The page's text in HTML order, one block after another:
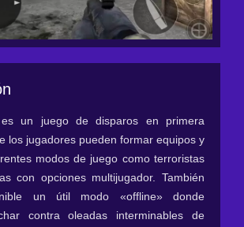
un juego de disparos en primera
los jugadores pueden formar equipos y
modos de juego como terroristas
con opciones multijugador. También
un útil modo «offline» donde
contra oleadas interminables de